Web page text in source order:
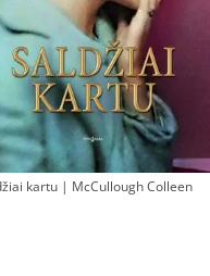
kartu | McCullough Colleen